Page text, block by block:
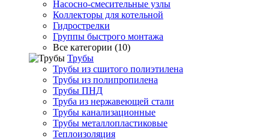
Насосно-смесительные узлы
Коллекторы для котельной
Гидрострелки
Группы быстрого монтажа
Все категории (10)
Трубы
Трубы из сшитого полиэтилена
Трубы из полипропилена
Трубы ПНД
Труба из нержавеющей стали
Трубы канализационные
Трубы металлопластиковые
Теплоизоляция